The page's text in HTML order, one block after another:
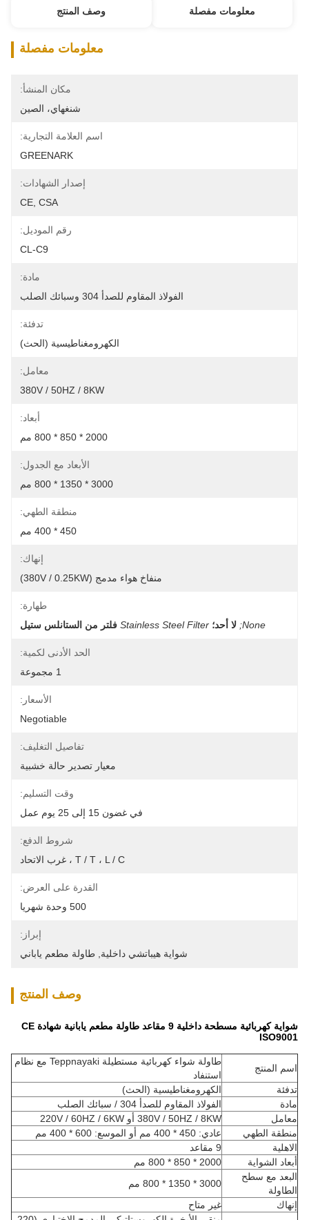
معلومات مفصلة وصف المنتج
معلومات مفصلة
مكان المنشأ:
شنغهاي، الصين
اسم العلامة التجارية:
GREENARK
إصدار الشهادات:
CE, CSA
رقم الموديل:
CL-C9
مادة:
الفولاذ المقاوم للصدأ 304 وسبائك الصلب
تدفئة:
الكهرومغناطيسية (الحث)
معامل:
380V / 50HZ / 8KW
أبعاد:
2000 * 850 * 800 مم
الأبعاد مع الجدول:
3000 * 1350 * 800 مم
منطقة الطهي:
450 * 400 مم
إنهاك:
منفاخ هواء مدمج (380V / 0.25KW)
طهارة:
None; لا أحد؛ Stainless Steel Filter فلتر من الستانلس ستيل
الحد الأدنى لكمية:
1 مجموعة
الأسعار:
Negotiable
تفاصيل التغليف:
معيار تصدير حالة خشبية
وقت التسليم:
في غضون 15 إلى 25 يوم عمل
شروط الدفع:
T / T ، L / C ، غرب الاتحاد
القدرة على العرض:
500 وحدة شهريا
إبراز:
شواية هيباتشي داخلية طاولة مطعم ياباني
وصف المنتج
شواية كهربائية مسطحة داخلية 9 مقاعد طاولة مطعم يابانية شهادة CE
ISO9001
اسم المنتج
طاولة شواء كهربائية مستطيلة Teppnayaki مع نظام
استنفاد
تدفئة
الكهرومغناطيسية (الحث)
مادة
الفولاذ المقاوم للصدأ 304 / سبائك الصلب
معامل
380V / 50HZ / 8KW أو 220V / 60HZ / 6KW
منطقة الطهي
عادي: 450 * 400 مم أو الموسع: 600 * 400 مم
الاهلية
9 مقاعد
أبعاد الشواية
2000 * 850 * 800 مم
البعد مع سطح
الطاولة
3000 * 1350 * 800 مم
إنهاك
غير متاح